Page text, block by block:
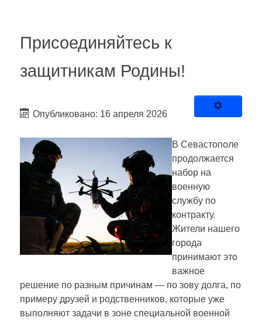
Присоединяйтесь к
защитникам Родины!
Опубликовано: 16 апреля 2026
В Севастополе
продолжается
набор на
военную
службу по
контракту.
Жители нашего
города
принимают это
важное
решение по разным причинам — по зову долга, по
примеру друзей и родственников, которые уже
выполняют задачи в зоне специальной военной